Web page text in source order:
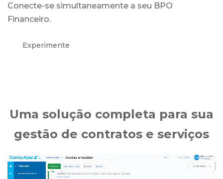
Conecte-se simultaneamente a seu BPO
Financeiro.
Experimente
Uma solução completa para sua
gestão de contratos e serviços